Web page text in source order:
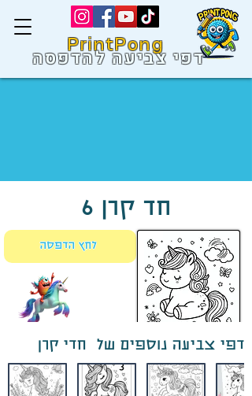
PrintPong
דפי צביעה להדפסה
חד קרן 6
לחץ הדפסה
דפי צביעה נוספים של חדי קרן